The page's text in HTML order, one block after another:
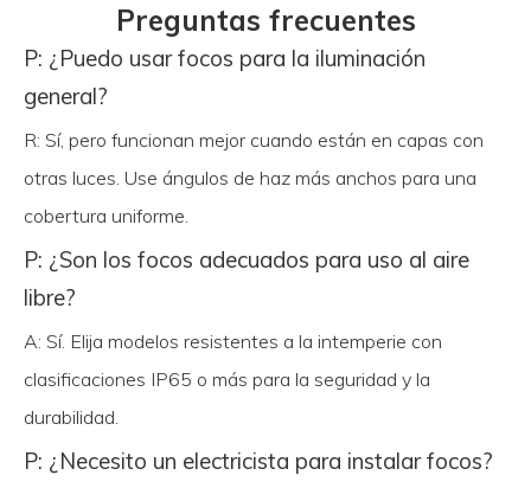
Preguntas frecuentes
P: ¿Puedo usar focos para la iluminación
general?
R: Sí, pero funcionan mejor cuando están en capas con
otras luces. Use ángulos de haz más anchos para una
cobertura uniforme.
P: ¿Son los focos adecuados para uso al aire
libre?
A: Sí. Elija modelos resistentes a la intemperie con
clasificaciones IP65 o más para la seguridad y la
durabilidad.
P: ¿Necesito un electricista para instalar focos?